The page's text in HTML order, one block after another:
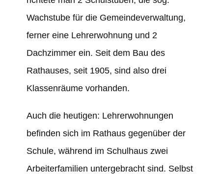
Wachstube für die Gemeindeverwaltung,
ferner eine Lehrerwohnung und 2
Dachzimmer ein. Seit dem Bau des
Rathauses, seit 1905, sind also drei
Klassenräume vorhanden.
Auch die heutigen: Lehrerwohnungen
befinden sich im Rathaus gegenüber der
Schule, während im Schulhaus zwei
Arbeiterfamilien untergebracht sind. Selbst